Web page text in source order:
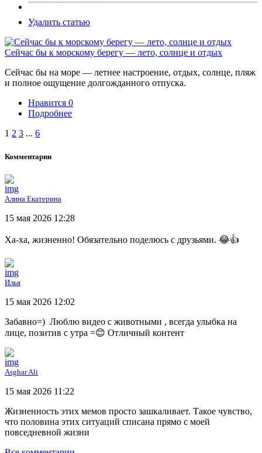
Удалить статью
Сейчас бы к морскому берегу — лето, солнце и отдых
Сейчас бы на море — летнее настроение, отдых, солнце, пляж
и полное ощущение долгожданного отпуска.
Нравится 0
Подробнее
1 2 3 ... 6
Комментарии
Алина Екатерина
15 мая 2026 12:28
Ха-ха, жизненно! Обязательно поделюсь с друзьями. 😂👍
Илья
15 мая 2026 12:02
Забавно=) Люблю видео с животными , всегда улыбка на
лице, позитив с утра =😊 Отличный контент
Asghar Ali
15 мая 2026 11:22
Жизненность этих мемов просто зашкаливает. Такое чувство,
что половина этих ситуаций списана прямо с моей
повседневной жизни